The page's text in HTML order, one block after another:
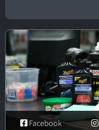
Facebook